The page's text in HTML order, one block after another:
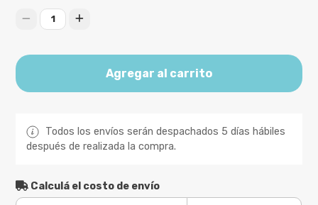
1
Agregar al carrito
Todos los envíos serán despachados 5 días hábiles
después de realizada la compra.
Calculá el costo de envío